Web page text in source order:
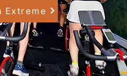
Extreme